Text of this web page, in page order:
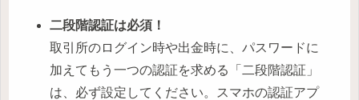
二段階認証は必須！
取引所のログイン時や出金時に、パスワードに
加えてもう一つの認証を求める「二段階認証」
は、必ず設定してください。スマホの認証アプ